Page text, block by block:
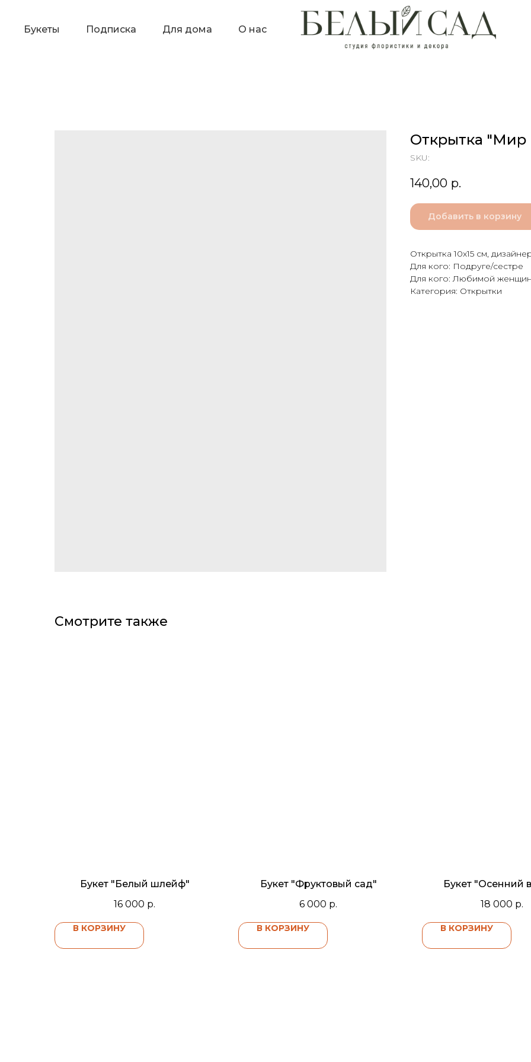
Букеты Подписка Для дома О нас
Открытка "Мир
SKU:
140,00 р.
Добавить в корзину
Открытка 10х15 см,
Для кого: Подруге/сестре
Для кого: Любимой
Категория: Открытки
Смотрите также
Букет "Белый шлейф"
16 000 р.
В КОРЗИНУ
Букет "Фруктовый сад"
6 000 р.
В КОРЗИНУ
Букет "Осенний
18 000 р.
В КОРЗИНУ